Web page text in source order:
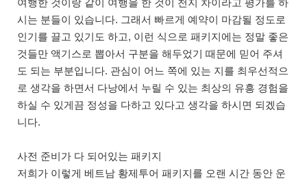
여행한 것이랑 같이 여행을 한 것이 천지 차이라고 평가를 하
시는 분들이 있습니다. 그래서 빠르게 예약이 마감될 정도로
인기를 끌고 있기도 하고, 이런 식으로 패키지에는 정말 좋은
것들만 액기스로 뽑아서 구분을 해두었기 때문에 믿어 주셔
도 되는 부분입니다. 관심이 어느 쪽에 있는 지를 최우선적으
로 생각을 하면서 다낭에서 누릴 수 있는 최상의 유흥 경험을
하실 수 있게끔 정성을 다하고 있다고 생각을 하시면 되겠습
니다.
사전 준비가 다 되어있는 패키지
저희가 이렇게 베트남 황제투어 패키지를 오랜 시간 동안 운